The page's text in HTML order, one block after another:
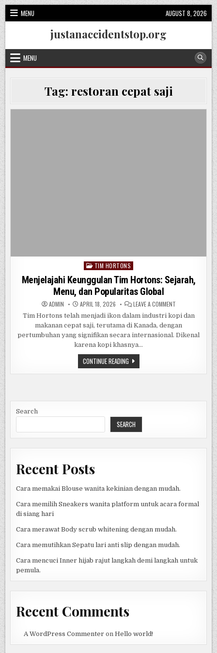
Skip
to
content
MENU AUGUST 8, 2026
justanaccidentstop.org
MENU
Tag: restoran cepat saji
PostedTIM HORTONS
Menjelajahi Keunggulan Tim Hortons: Sejarah,
Menu, dan Popularitas Global
ADMIN APRIL 18, 2026 LEAVE A COMMENTON
KEUNGGULAN
TIM
HORTONS:
SEJARAH,
MENU,
Tim Hortons telah menjadi ikon dalam industri kopi dan
makanan cepat saji, terutama di Kanada, dengan
pertumbuhan yang signifikan secara internasional. Dikenal
karena kopi khasnya…
CONTINUE READINGMENJELAJAHI
KEUNGGULAN
TIM
POPULARITAS
Search
SEARCH
Recent Posts
Cara memakai Blouse wanita kekinian dengan mudah.
Cara memilih Sneakers wanita platform untuk acara formal
di siang hari
Cara merawat Body scrub whitening dengan mudah.
Cara memutihkan Sepatu lari anti slip dengan mudah.
Cara mencuci Inner hijab rajut langkah demi langkah untuk
pemula.
Recent Comments
A WordPress Commenter on Hello world!